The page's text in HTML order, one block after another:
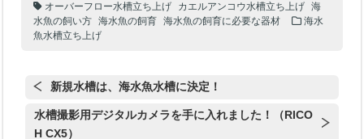
オーバーフロー水槽立ち上げ カエルアンコウ水槽立ち上げ
海
水魚の飼い方
海水魚の飼育 海水魚の飼育に必要な器材
海水
魚水槽立ち上げ
新規水槽は、海水魚水槽に決定！
水槽撮影用デジタルカメラを手に入れました！（RICO
H CX5）